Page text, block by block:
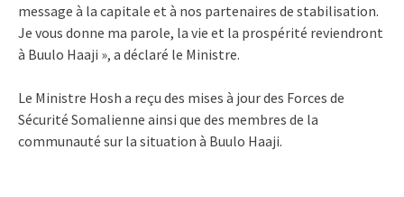
message à la capitale et à nos partenaires de stabilisation.
Je vous donne ma parole, la vie et la prospérité reviendront
à Buulo Haaji », a déclaré le Ministre.
Le Ministre Hosh a reçu des mises à jour des Forces de
Sécurité Somalienne ainsi que des membres de la
communauté sur la situation à Buulo Haaji.